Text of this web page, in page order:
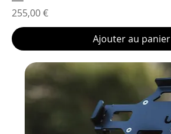
Prix
255,00 €
Ajouter au panier